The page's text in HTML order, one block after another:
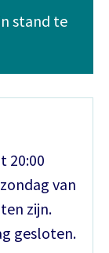
stand te
20:00
van
zijn.
gesloten.